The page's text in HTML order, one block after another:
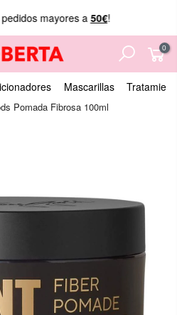
mayores a 50€!
0
Mascarillas
Pomada Fibrosa 100ml